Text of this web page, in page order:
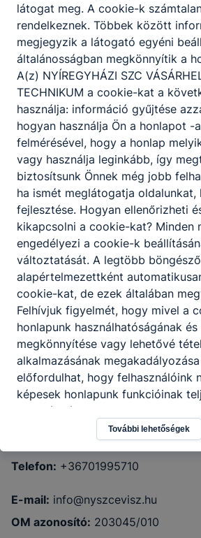
Nyíregyházi SZC Vásárhelyi
4400 Nyíregyháza, Vasvári Pál utca
KRÉTA
Telefon: +36701995710
E-mail: info@nyszcevisz.hu
OM azonosító: 203045/010
látogat meg. A cookie-k
rendelkeznek. Többek között
megjegyzik a látogató egyéni
általánosságban megkönnyítik a
A(z) NYÍREGYHÁZI SZC
TECHNIKUM a cookie-kat a
használja: információ gyűjtése
hogyan használja Ön a honlapot -
felmérésével, hogy a honlap
vagy használja leginkább, így
biztosítsunk Önnek még jobb
ha ismét meglátogatja oldalunkat,
fejlesztése. Hogyan ellenőrizheti
kikapcsolni a cookie-kat? Minden
engedélyezi a cookie-k
változtatását. A legtöbb böngésző
alapértelmezettként
cookie-kat, de ezek általában
Felhívjuk figyelmét, hogy mivel a
honlapunk használhatóságának
megkönnyítése vagy lehetővé
alkalmazásának
előfordulhat, hogy felhasználóink
képesek honlapunk funkcióinak
használatára, vagy a honlap a
fog működni böngészőjében.
További lehetőségek